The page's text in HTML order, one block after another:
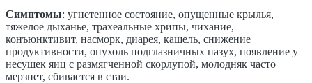
Симптомы: угнетенное состояние, опущенные крылья,
тяжелое дыханье, трахеальные хрипы, чихание,
конъюнктивит, насморк, диарея, кашель, снижение
продуктивности, опухоль подглазничных пазух, появление у
несушек яиц с размягченной скорлупой, молодняк часто
мерзнет, сбивается в стаи.